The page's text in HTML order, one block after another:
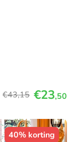
€43,15 €23,50
40% korting